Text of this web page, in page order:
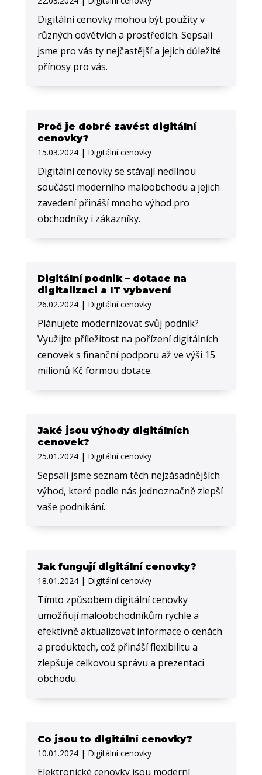
Digitální cenovky mohou být použity v
různých odvětvích a prostředích. Sepsali
jsme pro vás ty nejčastější a jejich důležité
přínosy pro vás.
Proč je dobré zavést digitální
cenovky?
15.03.2024| Digitální cenovky
Digitální cenovky se stávají nedílnou
součástí moderního maloobchodu a jejich
zavedení přináší mnoho výhod pro
obchodníky i zákazníky.
Digitální podnik – dotace na
digitalizaci a IT vybavení
26.02.2024| Digitální cenovky
Plánujete modernizovat svůj podnik?
Využijte příležitost na pořízení digitálních
cenovek s finanční podporu až ve výši 15
milionů Kč formou dotace.
Jaké jsou výhody digitálních
cenovek?
25.01.2024| Digitální cenovky
Sepsali jsme seznam těch nejzásadnějších
výhod, které podle nás jednoznačně zlepší
vaše podnikání.
Jak fungují digitální cenovky?
18.01.2024| Digitální cenovky
Tímto způsobem digitální cenovky
umožňují maloobchodníkům rychle a
efektivně aktualizovat informace o cenách
a produktech, což přináší flexibilitu a
zlepšuje celkovou správu a prezentaci
obchodu.
Co jsou to digitální cenovky?
10.01.2024| Digitální cenovky
Elektronické cenovky jsou moderní